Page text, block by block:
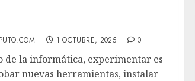
1 OCTUBRE, 2025 0
de la informática, experimentar es
nuevas herramientas, instalar